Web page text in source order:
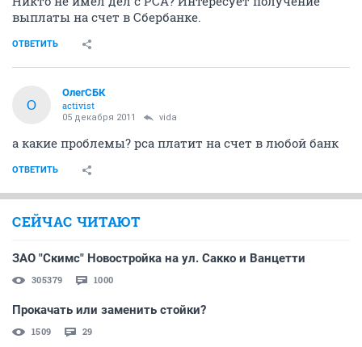
выплаты на счет в Сбербанке.
ОТВЕТИТЬ
О
ОлегСБК
activist
05 декабря 2011 vida
а какие проблемы? рса платит на счет в любой банк
ОТВЕТИТЬ
СЕЙЧАС ЧИТАЮТ
ЗАО "Скимс" Новостройка на ул. Сакко и Ванцетти
305379 1000
Прокачать или заменить стойки?
1509 29